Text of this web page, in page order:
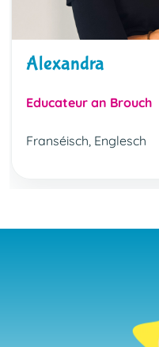
Alexandra
Educateur an Brouch
Franséisch, Englesch